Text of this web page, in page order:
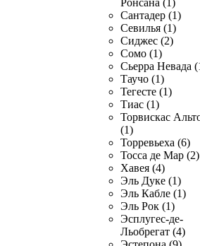
Ронсана (1)
Сантадер (1)
Севилья (1)
Сиджес (2)
Сомо (1)
Сьерра Невада
Таучо (1)
Тегесте (1)
Тиас (1)
Торвискас
(1)
Торревьеха (6)
Тосса де Мар (2)
Хавея (4)
Эль Дуке (1)
Эль Кабле (1)
Эль Рок (1)
Эсплугес-де-
Льобрегат (4)